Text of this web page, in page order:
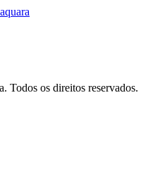
Todos os direitos reservados.